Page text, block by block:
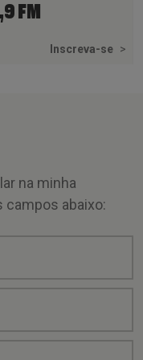
FM
Inscreva-se >
na minha
campos abaixo: